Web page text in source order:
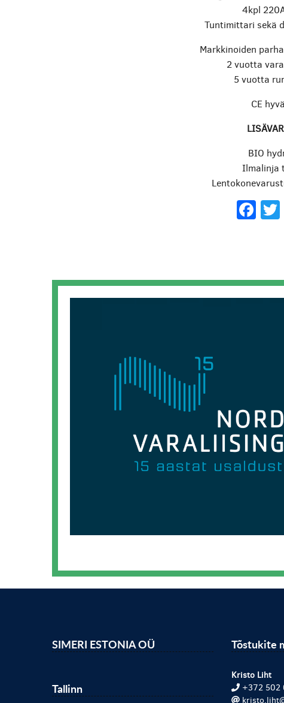
4kpl
Tuntimittari sekä
Markkinoiden
2 vuotta
5 vuotta
CE
BIO
Ilmalinja
SIMERI ESTONIA OÜ
Tallinn
Tõstukite
Kristo Liht
+372 502